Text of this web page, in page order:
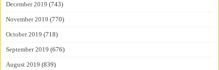
December 2019 (743)
November 2019 (770)
October 2019 (718)
September 2019 (676)
August 2019 (839)